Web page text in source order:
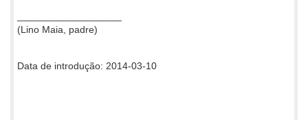
(Lino Maia, padre)
Data de introdução: 2014-03-10